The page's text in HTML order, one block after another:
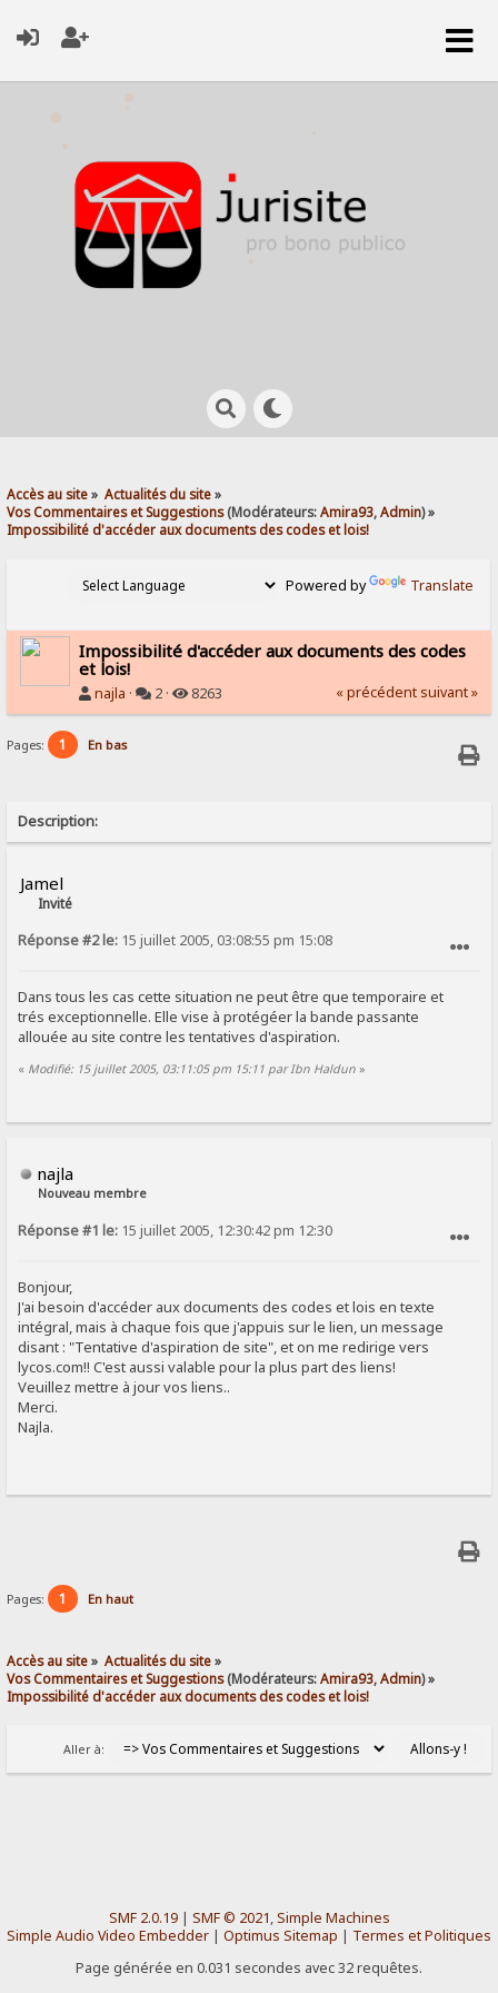
Accès au site» Actualités du site»
Vos Commentaires et Suggestions(Modérateurs:Amira93,Admin) »
Impossibilité d'accéder aux documents des codes et lois!
Powered by Translate
Impossibilité d'accéder aux documents des codes
et lois!
najla · 2 · 8263 « précédent suivant »
Pages: 1 En bas
Description:
Jamel
Invité
Réponse #2 le: 15 juillet 2005, 03:08:55 pm 15:08
Dans tous les cas cette situation ne peut être que temporaire et
trés exceptionnelle. Elle vise à protégéer la bande passante
allouée au site contre les tentatives d'aspiration.
« Modifié: 15 juillet 2005, 03:11:05 pm 15:11 par Ibn Haldun »
najla
Nouveau membre
Réponse #1 le: 15 juillet 2005, 12:30:42 pm 12:30
Bonjour,
J'ai besoin d'accéder aux documents des codes et lois en texte
intégral, mais à chaque fois que j'appuis sur le lien, un message
disant : "Tentative d'aspiration de site", et on me redirige vers
lycos.com!! C'est aussi valable pour la plus part des liens!
Veuillez mettre à jour vos liens..
Merci.
Najla.
Pages: 1 En haut
Accès au site» Actualités du site»
Vos Commentaires et Suggestions(Modérateurs:Amira93,Admin) »
Impossibilité d'accéder aux documents des codes et lois!
Aller à:
SMF 2.0.19| SMF © 2021,Simple Machines
Simple Audio Video Embedder | Optimus Sitemap | Termes et Politiques
Page générée en 0.031 secondes avec 32 requêtes.